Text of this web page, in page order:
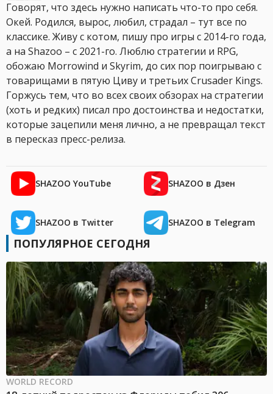
Говорят, что здесь нужно написать что-то про себя.
Окей. Родился, вырос, любил, страдал – тут все по
классике. Живу с котом, пишу про игры с 2014-го года,
а на Shazoo – с 2021-го. Люблю стратегии и RPG,
обожаю Morrowind и Skyrim, до сих пор поигрываю с
товарищами в пятую Циву и третьих Crusader Kings.
Горжусь тем, что во всех своих обзорах на стратегии
(хоть и редких) писал про достоинства и недостатки,
которые зацепили меня лично, а не превращал текст
в пересказ пресс-релиза.
SHAZOO YouTube SHAZOO в Дзен
SHAZOO в Twitter SHAZOO в Telegram
ПОПУЛЯРНОЕ СЕГОДНЯ
WORLD RECORD